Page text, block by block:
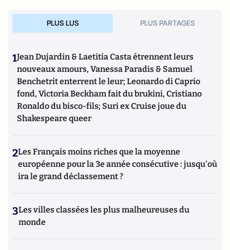
PLUS LUS PLUS PARTAGES
1Jean Dujardin & Laetitia Casta étrennent leurs
nouveaux amours, Vanessa Paradis & Samuel
Benchetrit enterrent le leur; Leonardo di Caprio
fond, Victoria Beckham fait du brukini, Cristiano
Ronaldo du bisco-fils; Suri ex Cruise joue du
Shakespeare queer
2Les Français moins riches que la moyenne
européenne pour la 3e année consécutive : jusqu'où
ira le grand déclassement ?
3Les villes classées les plus malheureuses du
monde